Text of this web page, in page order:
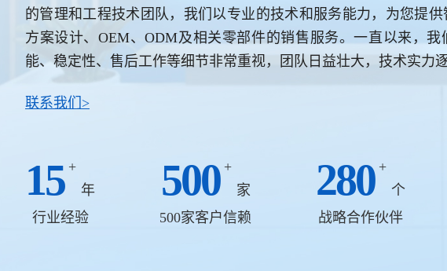
的管理和工程技术团队，我们以专业的技术和服务能力，为您提
方案设计、OEM、ODM及相关零部件的销售服务。一直以来，我
能、稳定性、售后工作等细节非常重视，团队日益壮大，技术实力逐
联系我们>
15 +
年
行业经验
500 +
家
500家客户信赖
280 +
个
战略合作伙伴